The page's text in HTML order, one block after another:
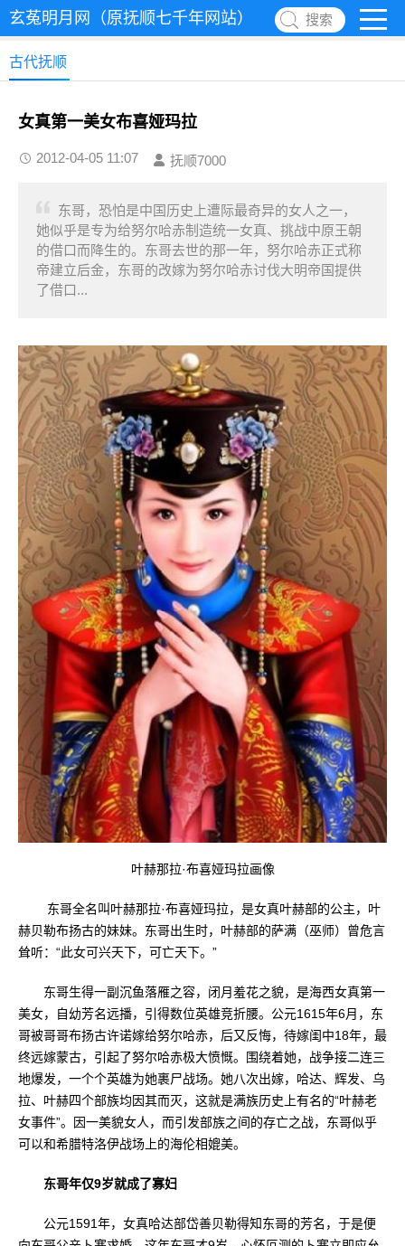
玄菟明月网（原抚顺七千年网站） 搜索
古代抚顺
女真第一美女布喜娅玛拉
2012-04-05 11:07 抚顺7000
东哥，恐怕是中国历史上遭际最奇异的女人之一，
她似乎是专为给努尔哈赤制造统一女真、挑战中原王朝
的借口而降生的。东哥去世的那一年，努尔哈赤正式称
帝建立后金，东哥的改嫁为努尔哈赤讨伐大明帝国提供
了借口...
叶赫那拉·布喜娅玛拉画像
东哥全名叫叶赫那拉·布喜娅玛拉，是女真叶赫部的公主，叶
赫贝勒布扬古的妹妹。东哥出生时，叶赫部的萨满（巫师）曾危言
耸听：“此女可兴天下，可亡天下。”
东哥生得一副沉鱼落雁之容，闭月羞花之貌，是海西女真第一
美女，自幼芳名远播，引得数位英雄竞折腰。公元1615年6月，东
哥被哥哥布扬古许诺嫁给努尔哈赤，后又反悔，待嫁闺中18年，最
终远嫁蒙古，引起了努尔哈赤极大愤慨。围绕着她，战争接二连三
地爆发，一个个英雄为她裹尸战场。她八次出嫁，哈达、辉发、乌
拉、叶赫四个部族均因其而灭，这就是满族历史上有名的“叶赫老
女事件”。因一美貌女人，而引发部族之间的存亡之战，东哥似乎
可以和希腊特洛伊战场上的海伦相媲美。
东哥年仅9岁就成了寡妇
公元1591年，女真哈达部岱善贝勒得知东哥的芳名，于是便